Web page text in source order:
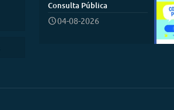
Consulta Pública
04-08-2026